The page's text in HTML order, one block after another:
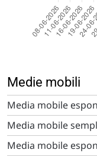
Medie mobili
Media mobile
Media mobile
Media mobile